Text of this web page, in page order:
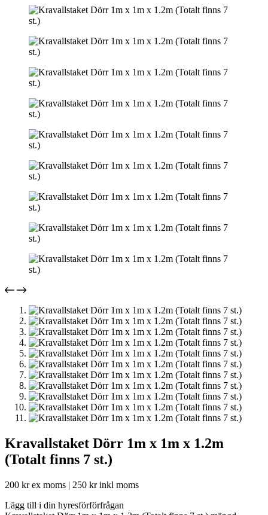
Kravallstaket Dörr 1m x 1m x 1.2m
(Totalt finns 7 st.)
200 krex moms | 250 krinkl moms
Lägg till i din hyresförförfrågan